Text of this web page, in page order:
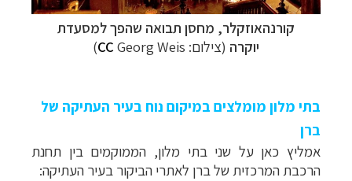
קורנהאוזקלר, מחסן תבואה שהפך למסעדת
יוקרה (צילום: CC Georg Weis
)
בתי מלון מומלצים במיקום נוח בעיר העתיקה של
ברן
אמליץ כאן על שני בתי מלון, הממוקמים בין תחנת
הרכבת המרכזית של ברן לאתרי הביקור בעיר העתיקה: